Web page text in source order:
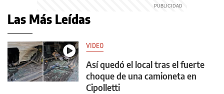
Las Más Leídas
VIDEO
Así quedó el local tras el fuerte
choque de una camioneta en
Cipolletti